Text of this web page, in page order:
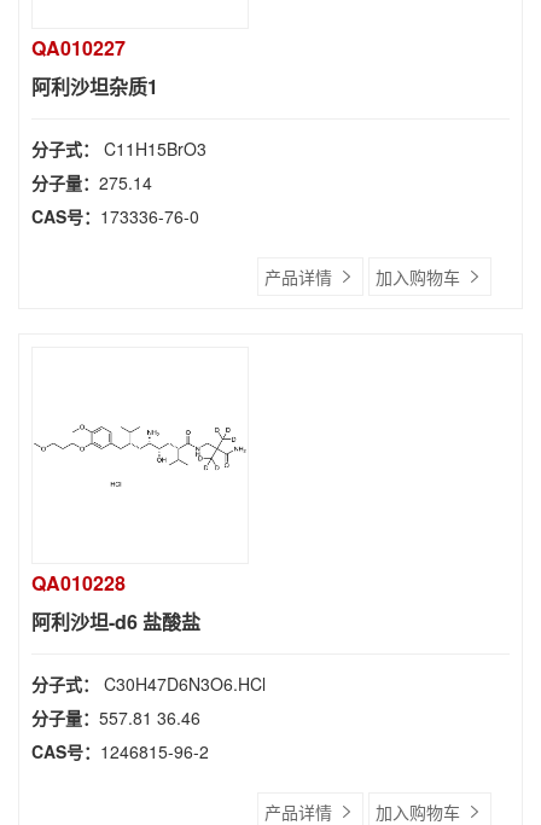
QA010227
阿利沙坦杂质1
分子式： C11H15BrO3
分子量： 275.14
CAS号： 173336-76-0
产品详情 加入购物车
QA010228
阿利沙坦-d6 盐酸盐
分子式： C30H47D6N3O6.HCl
分子量： 557.81 36.46
CAS号： 1246815-96-2
产品详情 加入购物车